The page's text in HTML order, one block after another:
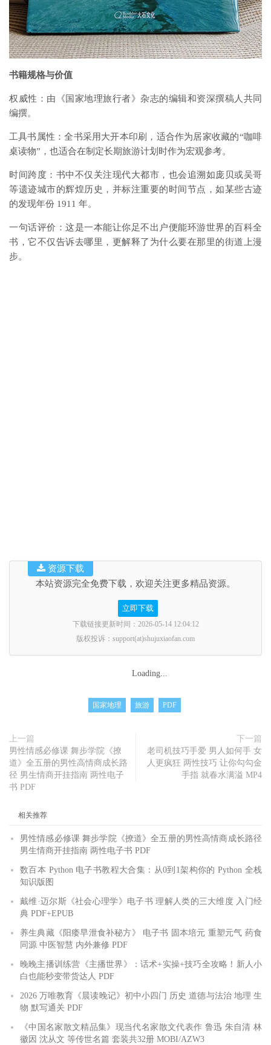
书籍规格与价值
权威性：由《国家地理旅行者》杂志的编辑和资深撰稿人共同
编撰。
工具书属性：全书采用大开本印刷，适合作为居家收藏的“咖啡
桌读物”，也适合在制定长期旅游计划时作为宏观参考。
时间跨度：书中不仅关注现代大都市，也会追溯如庞贝或吴哥
等遗迹城市的辉煌历史，并标注重要的时间节点，如某些古迹
的发现年份 1911 年。
一句话评价：这是一本能让你足不出户便能环游世界的百科全
书，它不仅告诉去哪里，更解释了为什么要在那里的街道上漫
步。
本站资源完全免费下载，欢迎关注更多精品资源。
立即下载
下载链接更新时间：2026-05-14 12:04:12
版权投诉：support(at)shujuxiaofan.com
资源下载
Loading...
国家地理 旅游 PDF
上一篇
男性情感必修课 舞步学院《撩
道》全五册的男性高情商成长路
径 男生情商开挂指南 两性电子
书 PDF
下一篇
老司机技巧手爱 男人如何手 女
人更疯狂 两性技巧 让你勾勾金
手指 就春水满溢 MP4
相关推荐
男性情感必修课 舞步学院《撩道》全五册的男性高情商成长路径
男生情商开挂指南 两性电子书 PDF
数百本 Python 电子书教程大合集：从0到1架构你的 Python 全栈
知识版图
戴维·迈尔斯《社会心理学》电子书 理解人类的三大维度 入门经
典 PDF+EPUB
养生典藏《阳痿早泄食补秘方》 电子书 固本培元 重塑元气 药食
同源 中医智慧 内外兼修 PDF
晚晚主播训练营《主播世界》：话术+实操+技巧全攻略！新人小
白也能秒变带货达人 PDF
2026 万唯教育《晨读晚记》初中小四门 历史 道德与法治 地理 生
物 默写通关 PDF
《中国名家散文精品集》现当代名家散文代表作 鲁迅 朱自清 林
徽因 沈从文 等传世名篇 套装共32册 MOBI/AZW3